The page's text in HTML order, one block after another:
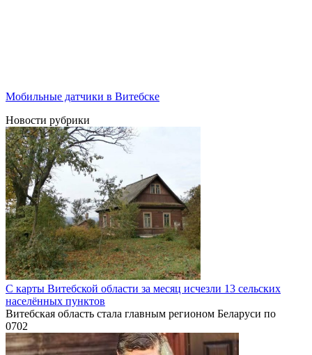
Мобильные датчики в Витебске
Новости рубрики
С карты Витебской области за месяц исчезли 13 сельских
населённых пунктов
Витебская область стала главным регионом Беларуси по
0702